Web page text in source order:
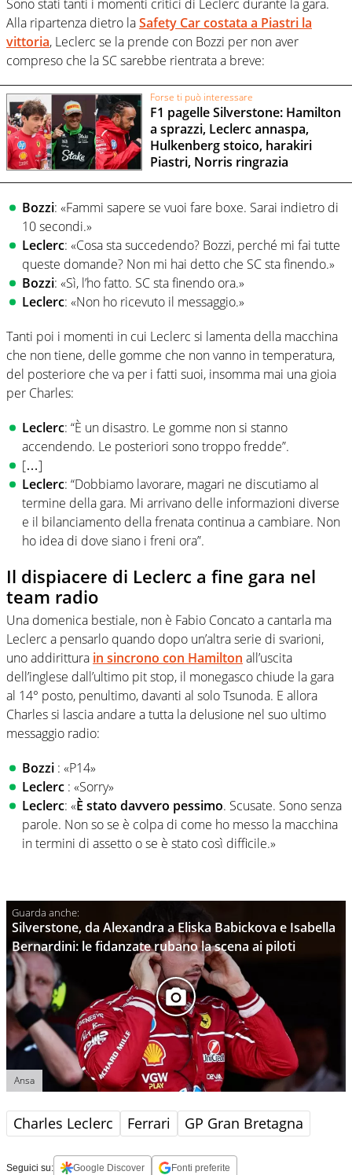
Sono stati tanti i momenti critici di Leclerc durante la gara.
Alla ripartenza dietro laSafety Car costata a Piastri la
vittoria, Leclerc se la prende con Bozzi per non aver
compreso che la SC sarebbe rientrata a breve:
Forse ti può interessare
F1 pagelle Silverstone: Hamilton
a sprazzi, Leclerc annaspa,
Hulkenberg stoico, harakiri
Piastri, Norris ringrazia
Bozzi: «Fammi sapere se vuoi fare boxe. Sarai indietro di
10 secondi.»
Leclerc: «Cosa sta succedendo? Bozzi, perché mi fai tutte
queste domande? Non mi hai detto che SC sta finendo.»
Bozzi: «Sì, l’ho fatto. SC sta finendo ora.»
Leclerc: «Non ho ricevuto il messaggio.»
Tanti poi i momenti in cui Leclerc si lamenta della macchina
che non tiene, delle gomme che non vanno in temperatura,
del posteriore che va per i fatti suoi, insomma mai una gioia
per Charles:
Leclerc: “È un disastro. Le gomme non si stanno
accendendo. Le posteriori sono troppo fredde”.
[…]
Leclerc: “Dobbiamo lavorare, magari ne discutiamo al
termine della gara. Mi arrivano delle informazioni diverse
e il bilanciamento della frenata continua a cambiare. Non
ho idea di dove siano i freni ora”.
Il dispiacere di Leclerc a fine gara nel
team radio
Una domenica bestiale, non è Fabio Concato a cantarla ma
Leclerc a pensarlo quando dopo un’altra serie di svarioni,
uno addirittura in sincrono con Hamilton all’uscita
dell’inglese dall’ultimo pit stop, il monegasco chiude la gara
al 14° posto, penultimo, davanti al solo Tsunoda. E allora
Charles si lascia andare a tutta la delusione nel suo ultimo
messaggio radio:
Bozzi : «P14»
Leclerc : «Sorry»
Leclerc: «È stato davvero pessimo. Scusate. Sono senza
parole. Non so se è colpa di come ho messo la macchina
in termini di assetto o se è stato così difficile.»
Silverstone, da Alexandra a Eliska Babickova e Isabella
Bernardini: le fidanzate rubano la scena ai piloti
Ansa
Charles Leclerc Ferrari GP Gran Bretagna
Seguici su: Google Discover Fonti preferite